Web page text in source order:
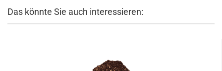
Das könnte Sie auch interessieren: